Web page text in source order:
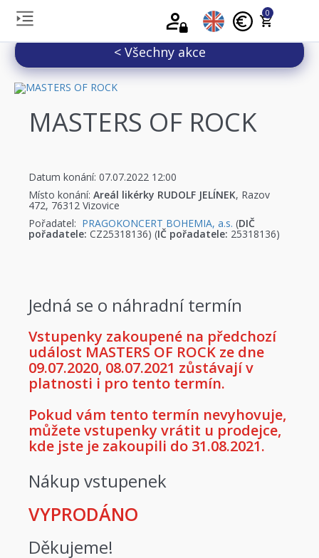
0
< Všechny akce
MASTERS OF ROCK
Datum konání: 07.07.2022 12:00
Místo konání: Areál likérky RUDOLF JELÍNEK, Razov
472, 76312 Vizovice
Pořadatel: PRAGOKONCERT BOHEMIA, a.s. (DIČ
pořadatele: CZ25318136) (IČ pořadatele: 25318136)
Jedná se o náhradní termín
Vstupenky zakoupené na předchozí
událost MASTERS OF ROCK ze dne
09.07.2020, 08.07.2021 zůstávají v
platnosti i pro tento termín.
Pokud vám tento termín nevyhovuje,
můžete vstupenky vrátit u prodejce,
kde jste je zakoupili do 31.08.2021.
Nákup vstupenek
VYPRODÁNO
Děkujeme!